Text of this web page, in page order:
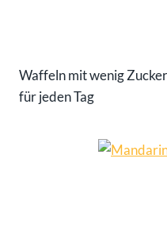
Waffeln mit wenig
für jeden Tag